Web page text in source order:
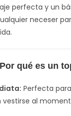
perfecta y un
neceser
qué es un
Perfecta
vestirse al